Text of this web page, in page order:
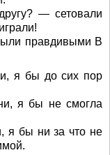
— сетовали
правдивыми В
я бы до сих пор
я бы не смогла
я бы ни за что не